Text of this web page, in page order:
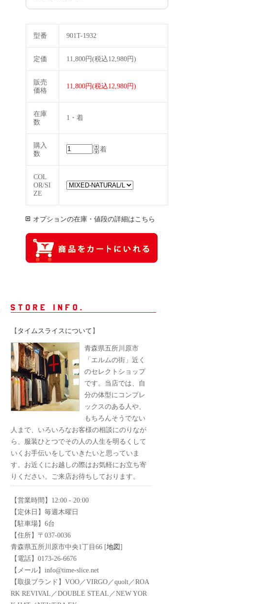
型番 901T-1932
定価 11,800円(税込12,980円)
販売
価格
11,800円(税込12,980円)
在庫
数
1・着
購入
数
着
COL
OR/SI
ZE
オプションの在庫・値段の詳細はこちら
【 タイムスライスについて】
青森県五所川原市
「エルムの街」近く
のセレクトショップ
です。当店では、自
分の体型にコンプレ
ックスのある人や、
もちろんそうでない
人まで、いろいろなお客様の相談にのりなが
ら、服装ひとつでその人の人生を明るくして
いくお手伝いをしていきたいと思っていま
す。お近くにお越しの際はお気軽にお立ち寄
りください。ご来店お待ちしております。
【営業時間】12:00 - 20:00
【定休日】毎週木曜日
【駐車場】6台
【住所】〒037-0036
青森県五所川原市中央1丁目66 [地図]
【電話】0173-26-6676
【メール】info@time-slice.net
【取扱ブランド】VOO／VIRGO／quolt／ROA
RK REVIVAL／DOUBLE STEAL／NEW YOR